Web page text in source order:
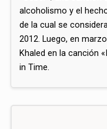
alcoholismo y el
de la cual se
2012.​​ Luego, en
Khaled en la canción
in Time.